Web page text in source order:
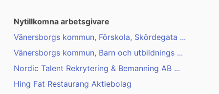
Nytillkomna arbetsgivare
Vänersborgs kommun, Förskola, Skördegata ...
Vänersborgs kommun, Barn och utbildnings ...
Nordic Talent Rekrytering & Bemanning AB ...
Hing Fat Restaurang Aktiebolag